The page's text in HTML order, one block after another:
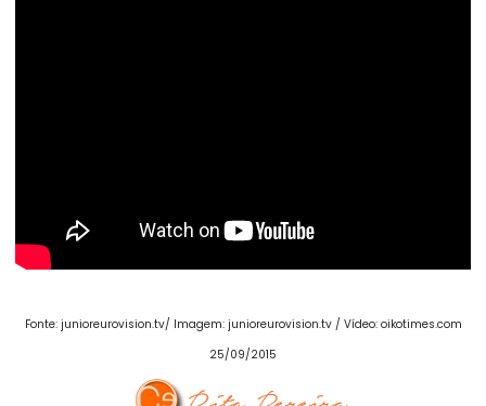
Fonte: junioreurovision.tv/ Imagem: junioreurovision.tv / Vídeo: oikotimes.com
25/09/2015